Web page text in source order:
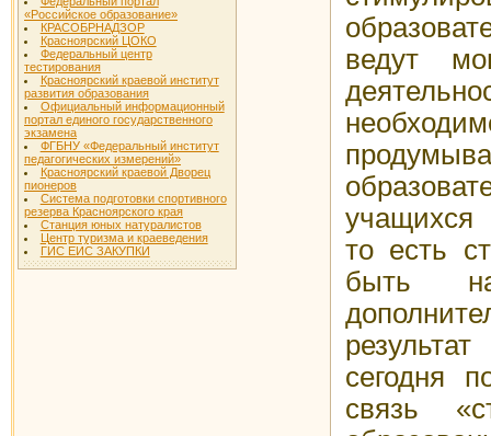
«Российское образование»
КРАСОБРНАДЗОР
Красноярский ЦОКО
Федеральный центр
тестирования
Красноярский краевой институт
развития образования
Официальный информационный
портал единого государственного
экзамена
ФГБНУ «Федеральный институт
педагогических измерений»
Красноярский краевой Дворец
пионеров
Система подготовки спортивного
резерва Красноярского края
Станция юных натуралистов
Центр туризма и краеведения
ГИС ЕИС ЗАКУПКИ
ведут
учащихся
то есть
быть
сегодня
связь